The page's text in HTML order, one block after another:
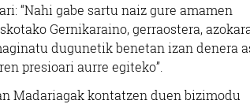
“Nahi gabe sartu naiz gure amamen
Gernikaraino, gerraostera,
dugunetik benetan izan denera
presioari aurre egiteko”.
Madariagak kontatzen duen bizimodu